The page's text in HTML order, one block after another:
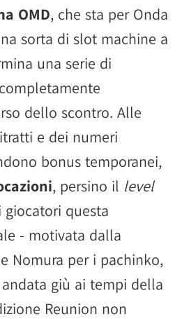
OMD, che sta per Onda
sorta di slot machine a
una serie di
dello scontro. Alle
e dei numeri
bonus temporanei,
, persino il level
questa
- motivata dalla
Nomura per i pachinko,
giù ai tempi della
Reunion non